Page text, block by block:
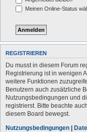
Meinen Online-Status
REGISTRIEREN
Du musst in diesem Forum
Registrierung ist in wenigen
weitere Funktionen
Benutzern auch zusätzliche
Nutzungsbedingungen und
registrierst. Bitte beachte
diesem Board bewegst.
Nutzungsbedingungen |